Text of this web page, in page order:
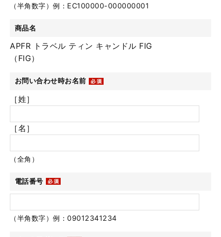
（半角数字）例：EC100000-000000001
商品名
APFR トラベル ティン キャンドル FIG
（FIG）
お問い合わせ時お名前
［姓］
［名］
（全角）
電話番号
（半角数字）例：09012341234